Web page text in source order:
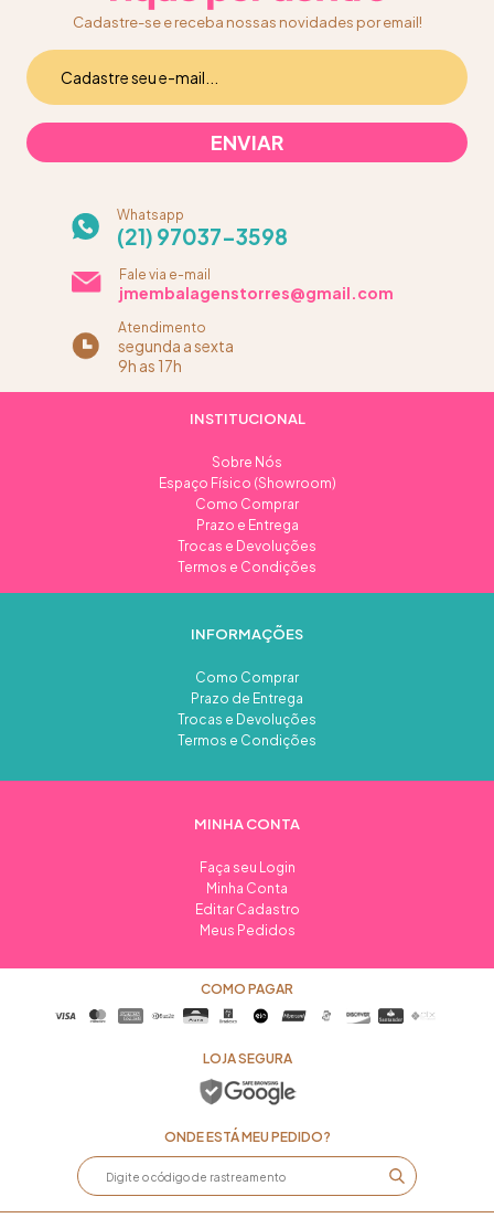
Cadastre-se e receba nossas novidades por email!
Whatsapp
(21) 97037-3598
Fale via e-mail
jmembalagenstorres@gmail.com
Atendimento
segunda a sexta
9h as 17h
INSTITUCIONAL
Sobre Nós
Espaço Físico (Showroom)
Como Comprar
Prazo e Entrega
Trocas e Devoluções
Termos e Condições
INFORMAÇÕES
Como Comprar
Prazo de Entrega
Trocas e Devoluções
Termos e Condições
MINHA CONTA
Faça seu Login
Minha Conta
Editar Cadastro
Meus Pedidos
COMO PAGAR
LOJA SEGURA
ONDE ESTÁ MEU PEDIDO?